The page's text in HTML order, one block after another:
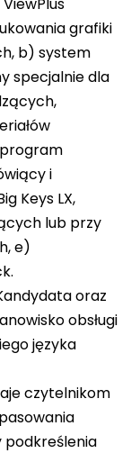
grafiki
b) system
specjalnie dla
i
Keys LX,
lub przy
e)
oraz
obsługi
języka
czytelnikom
podkreślenia